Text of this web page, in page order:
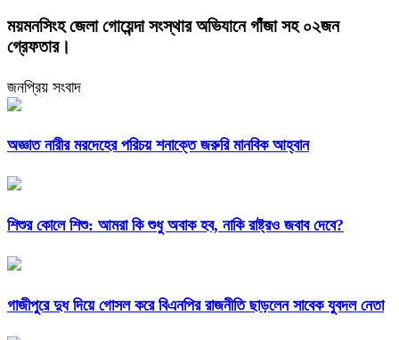
ময়মনসিংহ জেলা গোয়েন্দা সংস্থার অভিযানে গাঁজা সহ ০২জন
গ্রেফতার।
জনপ্রিয় সংবাদ
অজ্ঞাত নারীর মরদেহের পরিচয় শনাক্তে জরুরি মানবিক আহ্বান
শিশুর কোলে শিশু: আমরা কি শুধু অবাক হব, নাকি রাষ্ট্রও জবাব দেবে?
গাজীপুরে দুধ দিয়ে গোসল করে বিএনপির রাজনীতি ছাড়লেন সাবেক যুবদল নেতা